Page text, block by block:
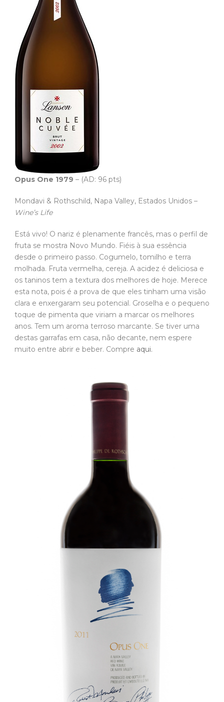
Opus One 1979 – (AD: 96 pts)
Mondavi & Rothschild, Napa Valley, Estados Unidos –
Wine’s Life
Está vivo! O nariz é plenamente francês, mas o perfil de
fruta se mostra Novo Mundo. Fiéis à sua essência
desde o primeiro passo. Cogumelo, tomilho e terra
molhada. Fruta vermelha, cereja. A acidez é deliciosa e
os taninos tem a textura dos melhores de hoje. Merece
esta nota, pois é a prova de que eles tinham uma visão
clara e enxergaram seu potencial. Groselha e o pequeno
toque de pimenta que viriam a marcar os melhores
anos. Tem um aroma terroso marcante. Se tiver uma
destas garrafas em casa, não decante, nem espere
muito entre abrir e beber. Compre aqui.